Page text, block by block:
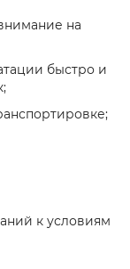
на
быстро и
к условиям